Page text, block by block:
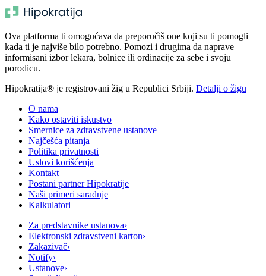
Ova platforma ti omogućava da preporučiš one koji su ti pomogli
kada ti je najviše bilo potrebno. Pomozi i drugima da naprave
informisani izbor lekara, bolnice ili ordinacije za sebe i svoju
porodicu.
Hipokratija® je registrovani žig u Republici Srbiji. Detalji o žigu
O nama
Kako ostaviti iskustvo
Smernice za zdravstvene ustanove
Najčešća pitanja
Politika privatnosti
Uslovi korišćenja
Kontakt
Postani partner Hipokratije
Naši primeri saradnje
Kalkulatori
Za predstavnike ustanova›
Elektronski zdravstveni karton›
Zakazivač›
Notify›
Ustanove›